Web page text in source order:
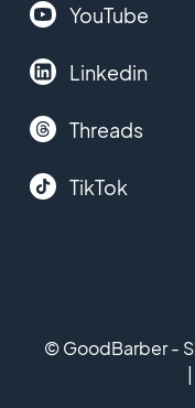
YouTube
Linkedin
Threads
TikTok
© GoodBarber -